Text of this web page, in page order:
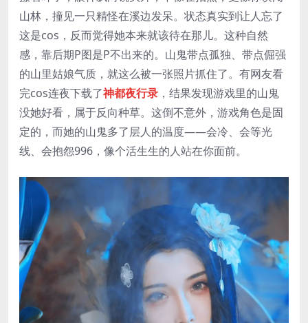
山林，撞见一只精怪在溪边发呆。状态真实到让人忘了
这是cos，反而觉得她本来就该待在那儿。这种自然
感，靠后期P图是P不出来的。山鬼带点孤独、带点倔强
的山里姑娘气质，就这么被一张照片抓住了。有网友看
完cos连夜下载了神都夜行录 ，结果发现游戏里的山鬼
没她好看，属于反向种草。这倒不意外，游戏角色是固
定的，而她的山鬼多了层人的温度——会冷、会等光
线、会抱怨996，像个活生生的人站在你面前。